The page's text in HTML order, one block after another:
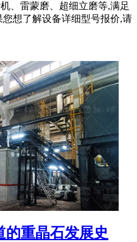
、雷蒙磨、超细立磨等,满足
想了解设备详细型号报价,请
的重晶石发展史